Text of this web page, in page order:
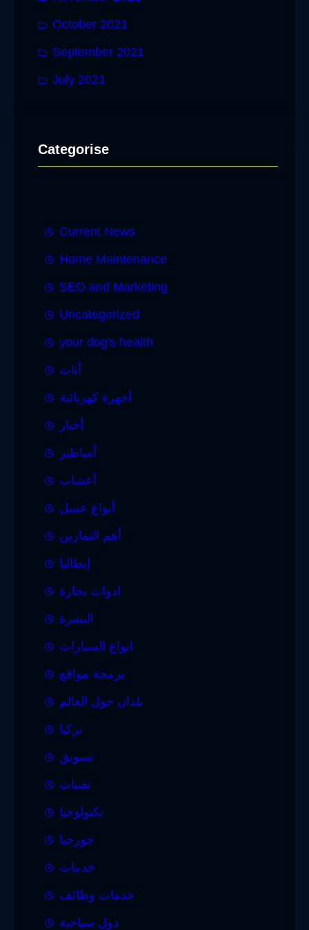
October 2021
September 2021
July 2021
Categorise
Current News
Home Maintenance
SEO and Marketing
Uncategorized
your dog's health
أثاث
أجهزة كهربائية
أخبار
أساطير
أعشاب
أنواع عسل
أهم التمارين
إيطاليا
ادوات نجارة
البشرة
انواع السيارات
برمجة مواقع
بلدان حول العالم
تركيا
تسويق
تقنيات
تكنولوجيا
جورجيا
خدمات
خدمات وظائف
دول سياحية